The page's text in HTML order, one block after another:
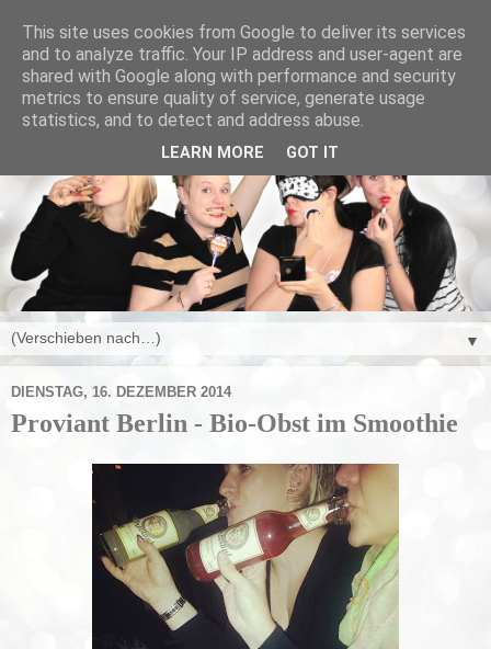
▼
DIENSTAG, 16. DEZEMBER 2014
Proviant Berlin - Bio-Obst im Smoothie
This site uses cookies from Google to deliver its services
and to analyze traffic. Your IP address and user-agent are
shared with Google along with performance and security
metrics to ensure quality of service, generate usage
statistics, and to detect and address abuse.
LEARN MORE GOT IT